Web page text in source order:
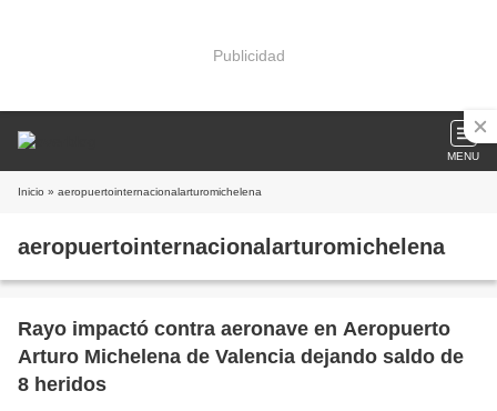
Publicidad
MENU
Inicio » aeropuertointernacionalarturomichelena
aeropuertointernacionalarturomichelena
Rayo impactó contra aeronave en Aeropuerto
Arturo Michelena de Valencia dejando saldo de
8 heridos